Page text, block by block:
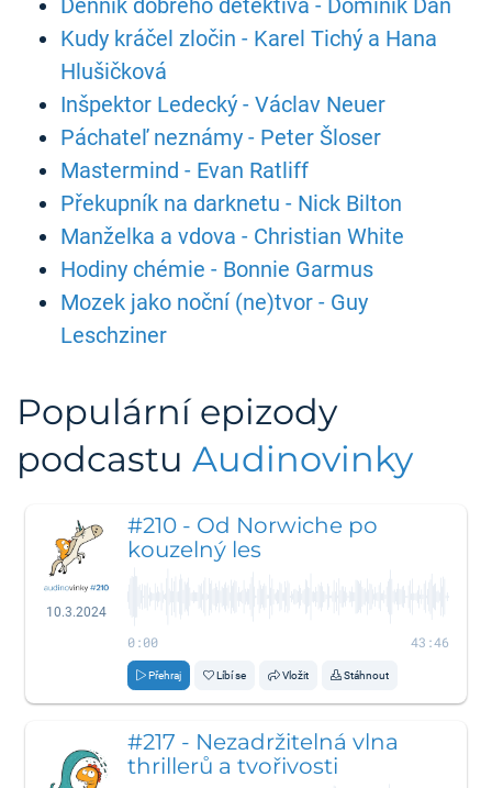
Denník dobrého detektíva - Dominik Dán
Kudy kráčel zločin - Karel Tichý a Hana
Hlušičková
Inšpektor Ledecký - Václav Neuer
Páchateľ neznámy - Peter Šloser
Mastermind - Evan Ratliff
Překupník na darknetu - Nick Bilton
Manželka a vdova - Christian White
Hodiny chémie - Bonnie Garmus
Mozek jako noční (ne)tvor - Guy
Leschziner
Populární epizody
podcastu Audinovinky
10.3.2024
#210 - Od Norwiche po
kouzelný les
0:00 43:46
Přehraj Líbí se Vložit Stáhnout
#217 - Nezadržitelná vlna
thrillerů a tvořivosti